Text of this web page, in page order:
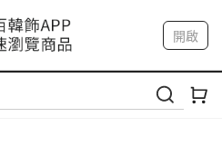
9/13 八里海巡基地
8/23 桃園青埔置地廣場
開啟
我的帳戶